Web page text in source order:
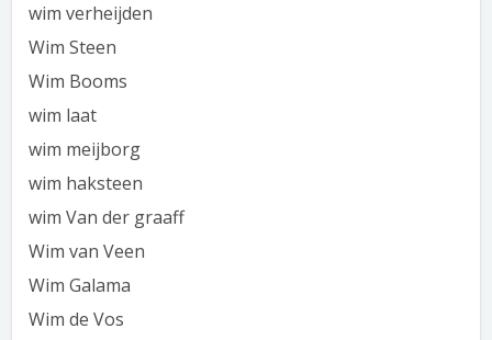
wim verheijden
Wim Steen
Wim Booms
wim laat
wim meijborg
wim haksteen
wim Van der graaff
Wim van Veen
Wim Galama
Wim de Vos